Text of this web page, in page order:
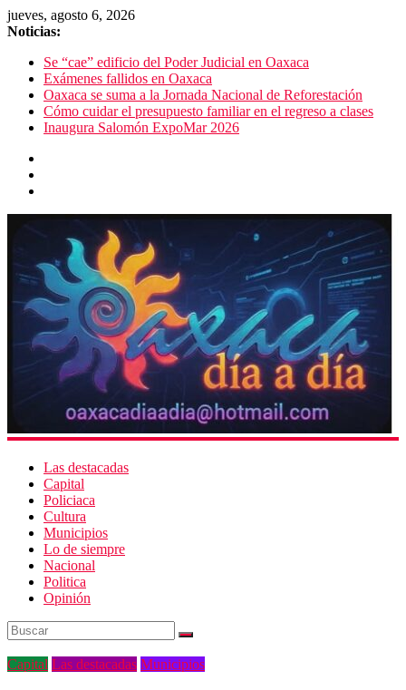
jueves, agosto 6, 2026
Noticias:
Se “cae” edificio del Poder Judicial en Oaxaca
Exámenes fallidos en Oaxaca
Oaxaca se suma a la Jornada Nacional de Reforestación
Cómo cuidar el presupuesto familiar en el regreso a clases
Inaugura Salomón ExpoMar 2026
Las destacadas
Capital
Policiaca
Cultura
Municipios
Lo de siempre
Nacional
Politica
Opinión
Capital Las destacadas Municipios